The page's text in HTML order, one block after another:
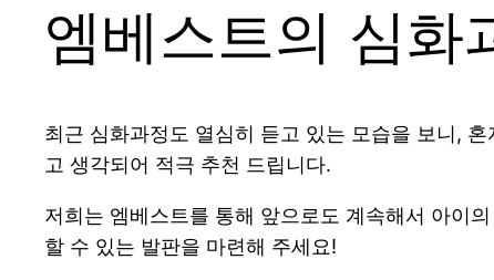
엠베스트의 심화
최근 심화과정도 열심히 듣고 있는 모습을 보니,
고 생각되어 적극 추천 드립니다.
저희는 엠베스트를 통해 앞으로도 계속해서 아이
할 수 있는 발판을 마련해 주세요!